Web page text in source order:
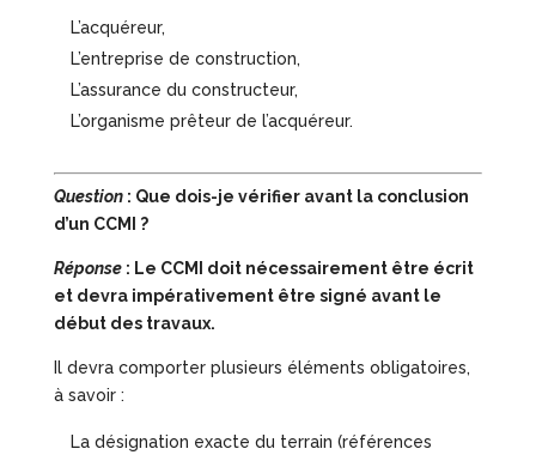
L’acquéreur,
L’entreprise de construction,
L’assurance du constructeur,
L’organisme prêteur de l’acquéreur.
Question: Que dois-je vérifier avant la conclusion
d’un CCMI ?
Réponse: Le CCMI doit nécessairement être écrit
et devra impérativement être signé avant le
début des travaux.
Il devra comporter plusieurs éléments obligatoires,
à savoir :
La désignation exacte du terrain (références